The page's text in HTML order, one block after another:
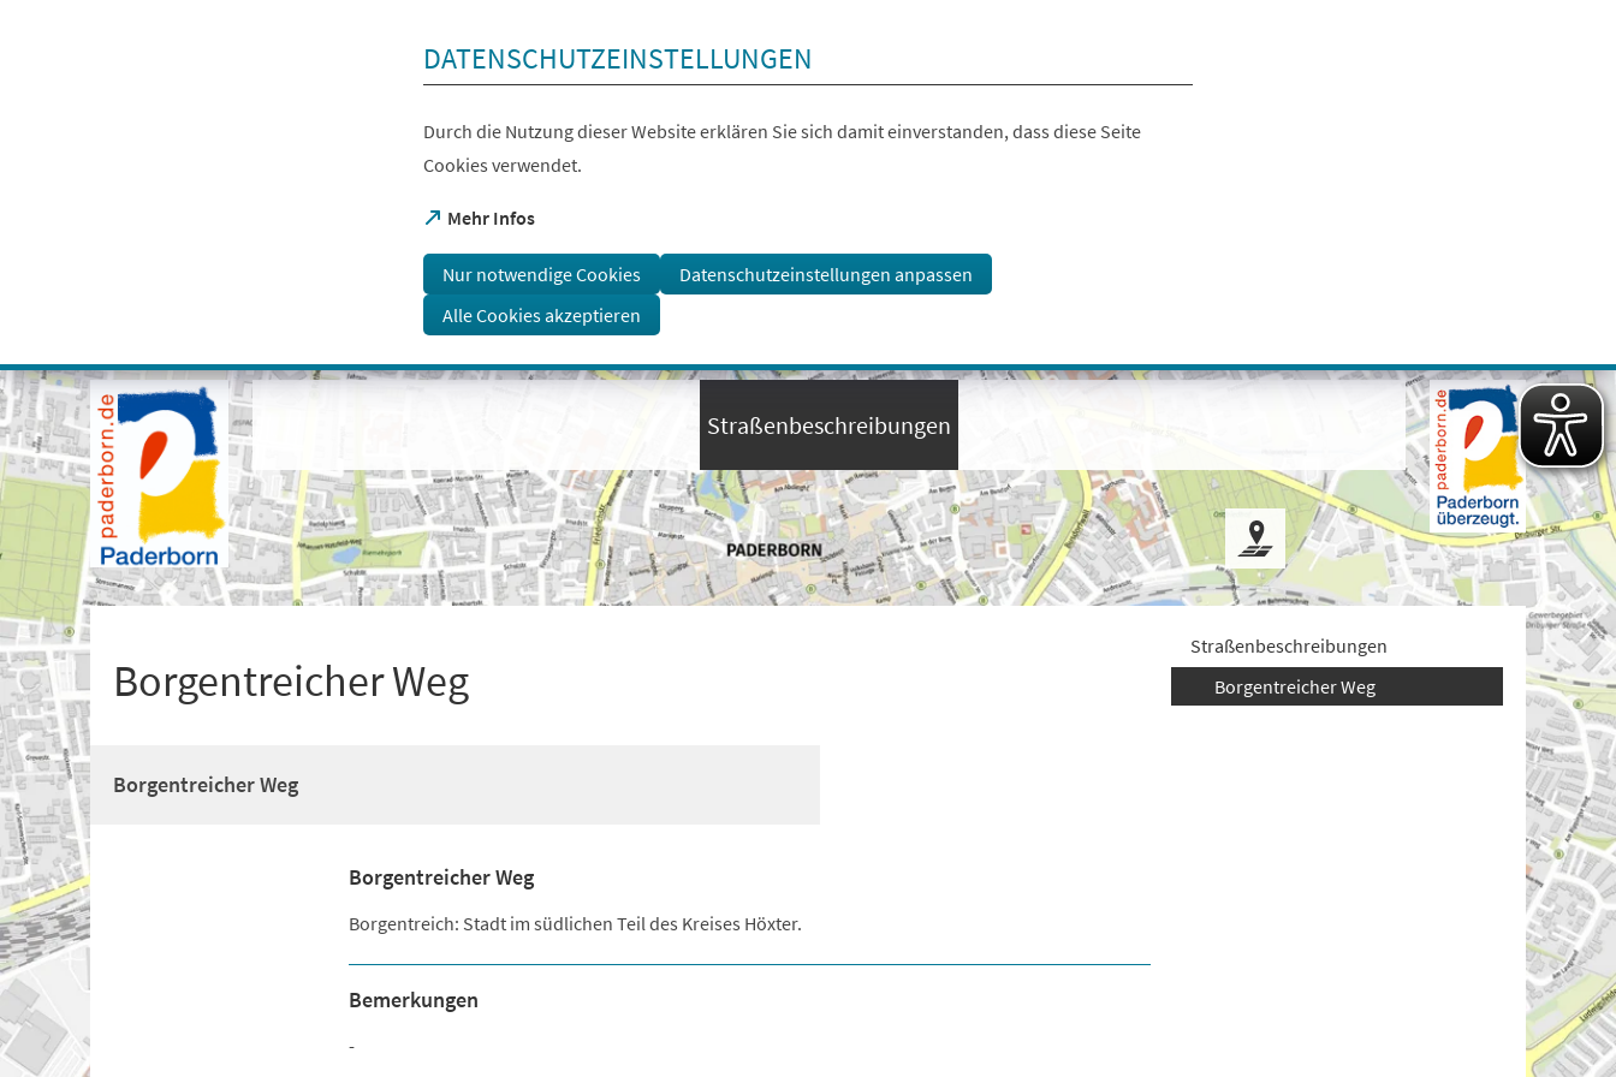
Visuelle
Assistenzsoftware
öffnen.
Mit
der
Tastatur
erreichbar
über
+
DATENSCHUTZEINSTELLUNGEN
Durch die Nutzung dieser Website erklären Sie sich damit einverstanden, dass diese Seite
Cookies verwendet.
Mehr Infos
(Öffnet
einem
neuen
Tab)
Nur notwendige Cookies
Datenschutzeinstellungen anpassen
Alle Cookies akzeptieren
Straßenbeschreibungen
Borgentreicher Weg
Borgentreicher Weg
Borgentreicher Weg
Borgentreich: Stadt im südlichen Teil des Kreises Höxter.
Bemerkungen
-
Straßenbeschreibungen
Borgentreicher Weg